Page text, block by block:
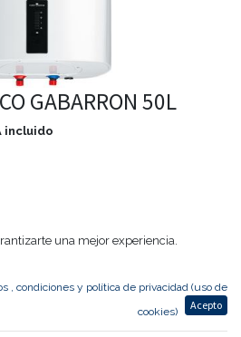
GABARRON 50L
incluido
al carrito
una mejor experiencia.
, condiciones y política de privacidad (uso de
cookies)
Acepto